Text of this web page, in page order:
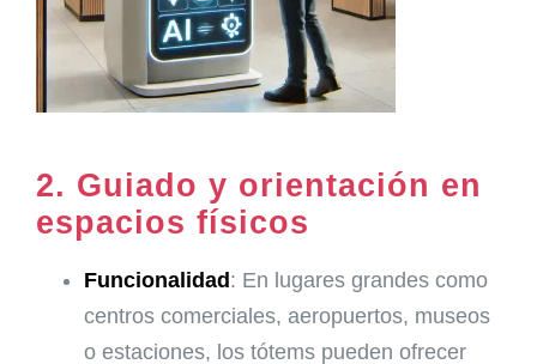
2. Guiado y orientación en
espacios físicos
Funcionalidad: En lugares grandes como
centros comerciales, aeropuertos, museos
o estaciones, los tótems pueden ofrecer